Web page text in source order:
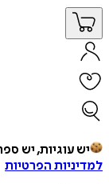
יש עוגיות, יש
למדיניות הפרטיות